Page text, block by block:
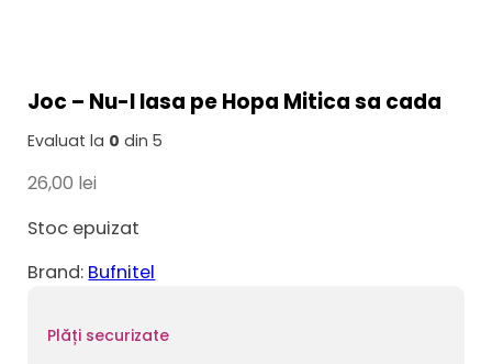
Joc – Nu-l lasa pe Hopa Mitica sa cada
Evaluat la 0 din 5
26,00 lei
Stoc epuizat
Brand: Bufnitel
Plăți securizate